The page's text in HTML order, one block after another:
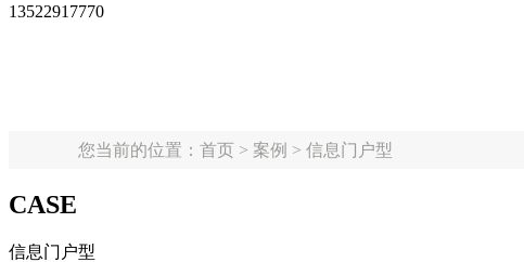
13522917770
您当前的位置：首页 > 案例 > 信息门户型
CASE
信息门户型